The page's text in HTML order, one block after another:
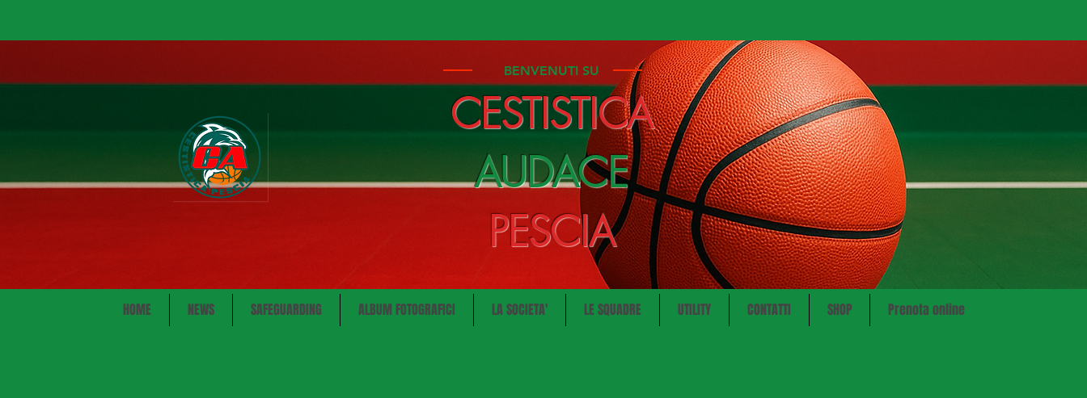
BENVENUTI SU
CESTISTICA
AUDACE
PESCIA
HOME NEWS SAFEGUARDING ALBUM FOTOGRAFICI LA SOCIETA' LE SQUADRE UTILITY CONTATTI SHOP Prenota online